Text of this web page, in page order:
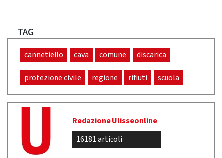
TAG
cannetiello cava comune discarica
protezione civile regione rifiuti scuola
Redazione Ulisseonline
16181 articoli